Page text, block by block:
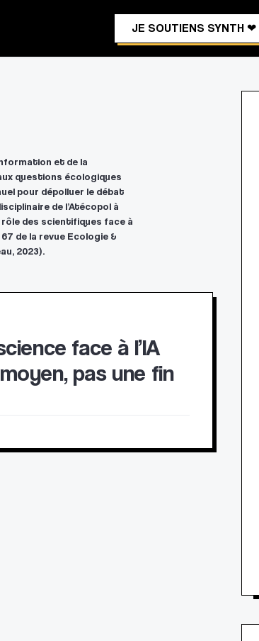
JE SOUTIENS SYNTH ❤︎
et de la
questions écologiques
pour dépolluer le débat
de l’Atécopol à
des scientifiques face à
de la revue Ecologie &
2023).
face à l’IA
pas une fin